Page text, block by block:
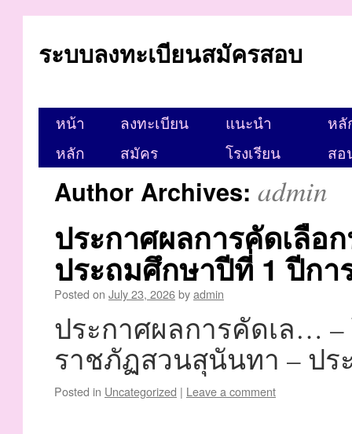
ระบบลงทะเบียนสมัครสอบ
หน้า
หลัก
ลงทะเบียน
สมัคร
แนะนำ
โรงเรียน
หลั
สอ
Author Archives: admin
ประกาศผลการคัดเลือ
ประถมศึกษาปีที่ 1 ปีกา
Posted on July 23, 2026byadmin
ประกาศผลการคัดเล…
ราชภัฏสวนสุนันทา – ประ
Posted in Uncategorized | Leave a comment